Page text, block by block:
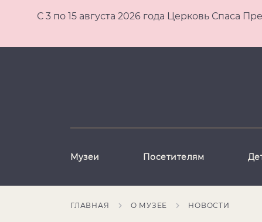
С 3 по 15 августа 2026 года Церковь Спаса
Музеи Посетителям
ГЛАВНАЯ О МУЗЕЕ НОВОСТИ